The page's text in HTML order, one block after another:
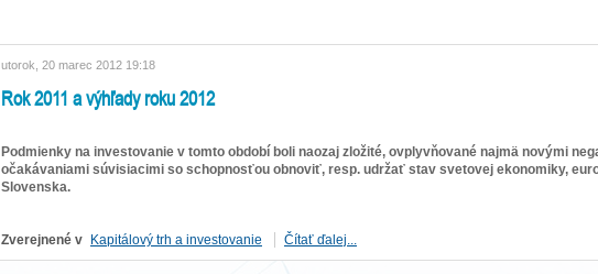
utorok, 20 marec 2012 19:18
Rok 2011 a výhľady roku 2012
Podmienky na investovanie v tomto období boli naozaj zložité, ovplyvňované najmä novými
očakávaniami súvisiacimi so schopnosťou obnoviť, resp. udržať stav svetovej ekonomiky,
Slovenska.
Zverejnené v Kapitálový trh a investovanie Čítať ďalej...